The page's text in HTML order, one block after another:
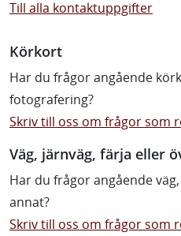
Till alla kontaktuppgifter
Körkort
Har du frågor angående
fotografering?
Skriv till oss om frågor som
Väg, järnväg, färja eller
Har du frågor angående
annat?
Skriv till oss om frågor som